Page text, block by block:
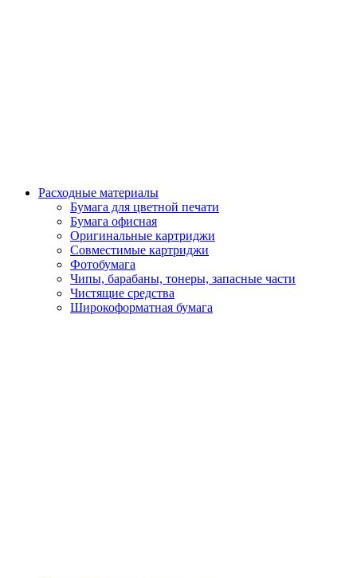
Расходные материалы
Бумага для цветной печати
Бумага офисная
Оригинальные картриджи
Совместимые картриджи
Фотобумага
Чипы, барабаны, тонеры, запасные части
Чистящие средства
Широкоформатная бумага